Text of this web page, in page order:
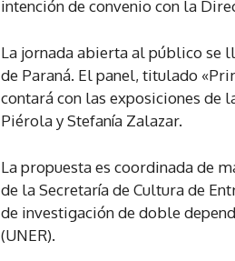
intención de convenio con la
La jornada abierta al público se
de Paraná. El panel, titulado
contará con las exposiciones de
Piérola y Stefanía Zalazar.
La propuesta es coordinada de
de la Secretaría de Cultura de
de investigación de doble
(UNER).